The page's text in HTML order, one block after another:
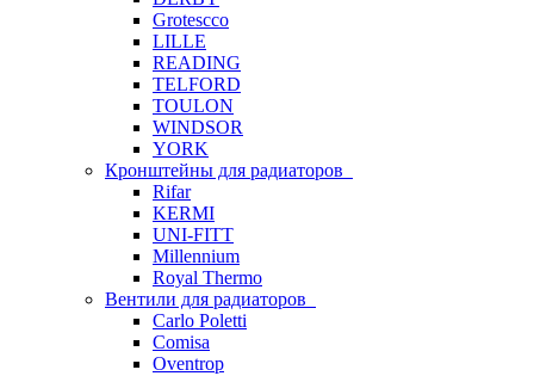
Grotescco
LILLE
READING
TELFORD
TOULON
WINDSOR
YORK
Кронштейны для радиаторов
Rifar
KERMI
UNI-FITT
Millennium
Royal Thermo
Вентили для радиаторов
Carlo Poletti
Comisa
Oventrop